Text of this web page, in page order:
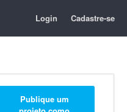
Login Cadastre-se
Publique um